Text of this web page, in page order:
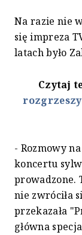
Na razie nie
się impreza
latach było
Czytaj
- Rozmowy
koncertu
prowadzone.
nie zwróciła
przekazała
główna